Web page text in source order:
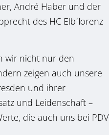
André Haber und der
des HC Elbflorenz
wir nicht nur den
zeigen auch unsere
und ihrer
und Leidenschaft –
die auch uns bei PDV